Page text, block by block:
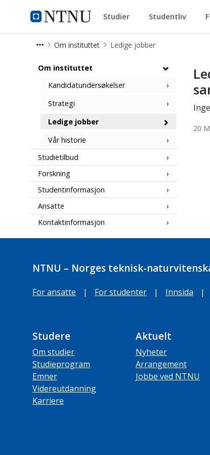
NTNU Hjemmeside
Institutt for Studier Studentliv
Om instituttet Ledige jobber
Institutt for samfunnsøkonomi -
Om instituttet
Kandidatundersøkelser
Strategi
Ledige jobber
Vår historie
Studietilbud
Forskning
Studentinformasjon
Ansatte
Kontaktinformasjon
20
NTNU – Norges teknisk-
For ansatte | For studenter | Innsida |
Studere
Om studier
Studieprogram
Emner
Videreutdanning
Karriere
Aktuelt
Nyheter
Arrangement
Jobbe ved NTNU